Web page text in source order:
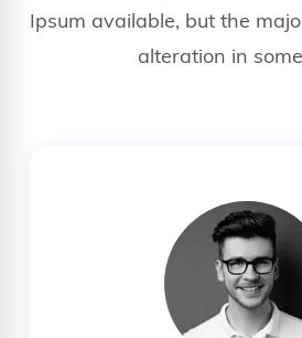
Ipsum available, but the
alteration in